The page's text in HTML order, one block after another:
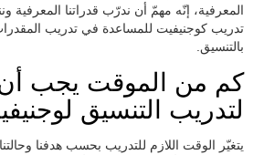
المعرفية، إنّه مهمّ أن ندرّب قدراتنا المعرفية
تدريب كوجنيفيت للمساعدة في تدريب
بالتنسيق.
كم من الموقت يجب
لتدريب التنسيق
يتغيّر الوقت اللازم للتدريب بحسب هدفنا